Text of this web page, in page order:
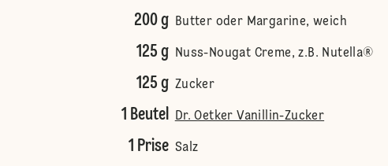
200 g Butter oder Margarine, weich
125 g Nuss-Nougat Creme, z.B. Nutella®
125 g Zucker
1 Beutel Dr. Oetker Vanillin-Zucker
1 Prise Salz